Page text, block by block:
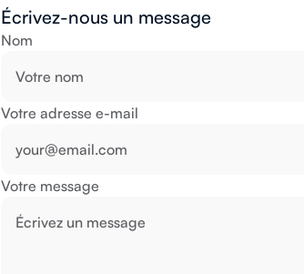
Écrivez-nous un message
Nom
Votre adresse e-mail
Votre message